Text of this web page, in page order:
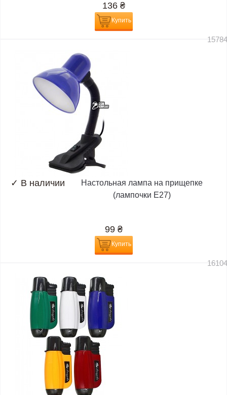
136 ₴
Купить
✓ В наличии
Настольная лампа на прищепке
(лампочки E27)
99 ₴
Купить